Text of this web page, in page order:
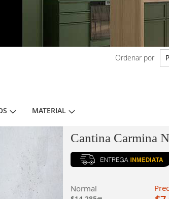
MATERIAL
Ordenar por
Cantina Carmina
Normal